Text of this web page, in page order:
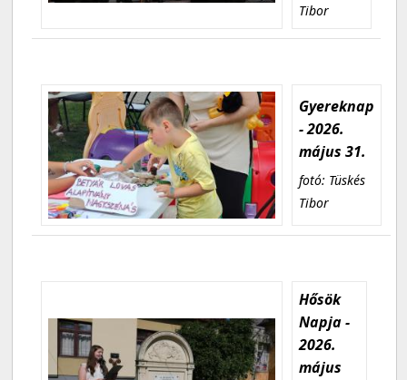
Tibor
Gyereknap
- 2026.
május 31.
fotó: Tüskés
Tibor
Hősök
Napja -
2026.
május